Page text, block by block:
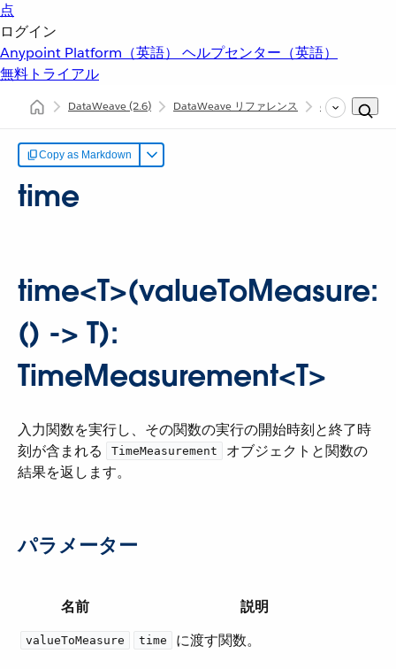
点
ログイン
Anypoint Platform（英語） ヘルプセンター（英語）
無料トライアル
DataWeave(2.6) DataWeave リファレンス dw::util::Timer
Copy as Markdown
time
time<T>(valueToMeasure:
() -> T):
TimeMeasurement<T>
入力関数を実行し、その関数の実行の開始時刻と終了時
刻が含まれる ​
TimeMeasurement
​ オブジェクトと関数の
結果を返します。
パラメーター
名前 説明
valueToMeasure time ​ に渡す関数。